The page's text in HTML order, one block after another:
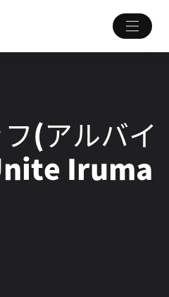
(アルバイ
Iruma